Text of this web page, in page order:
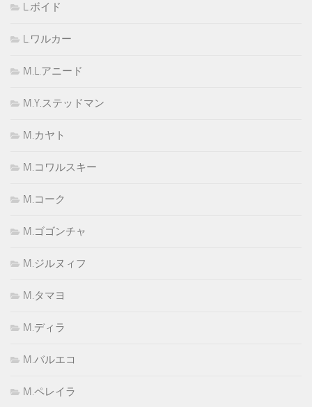
L.ボイド
L.ワルカー
M.L.アニード
M.Y.ステッドマン
M.カヤト
M.コワルスキー
M.コーク
M.ゴゴンチャ
M.ジルヌィフ
M.タマヨ
M.ディラ
M.バルエコ
M.ペレイラ